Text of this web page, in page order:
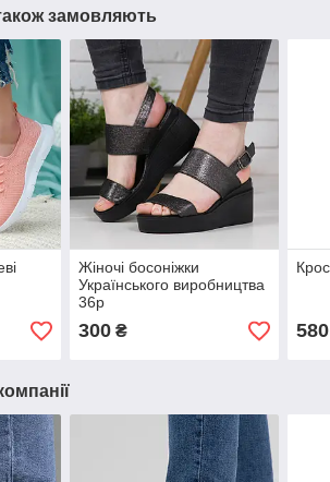
замовляють
Жіночі босоніжки
Українського виробництва
36р
300₴ 580